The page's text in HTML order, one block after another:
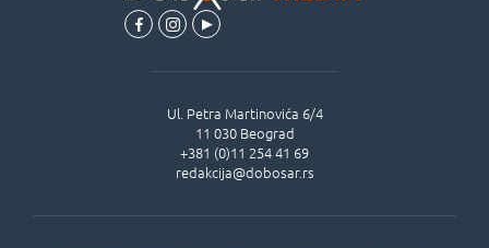
Ul. Petra Martinovića 6/4
11 030 Beograd
+381 (0)11 254 41 69
redakcija@dobosar.rs